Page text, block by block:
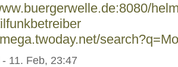
- 11. Feb, 23:47